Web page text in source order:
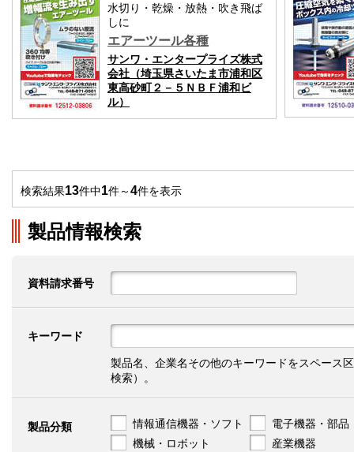
水切り・乾燥・放熱・吹き飛ば
しに
エアーツール各種
サンワ・エンタープライズ株式
会社（埼玉県さいたま市浦和区
東高砂町２－５ＮＢＦ浦和ビ
ル）
検索結果13件中1件～4件を表示
製品情報検索
資料請求番号
キーワード
製品名、企業名その他のキーワードをスペース
検索）。
製品分類 情報通信機器・ソフト
電子機器・部品
機械・ロボット
産業機器